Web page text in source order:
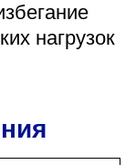
нагрузок